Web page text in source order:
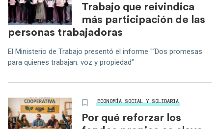
Trabajo que reivindica
más participación de las
personas trabajadoras
El Ministerio de Trabajo presentó el informe "“Dos promesas
para quienes trabajan: voz y propiedad”
ECONOMÍA SOCIAL Y SOLIDARIA
Por qué reforzar los